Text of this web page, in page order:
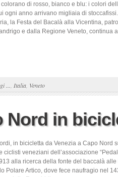
di rosso, bianco e blu: i colori
ogni anno arrivano migliaia di
la Festa del Bacalà alla Vicentina,
e dalla Regione Veneto, continua
... Italia Veneto
Nord in
in bicicletta da Venezia a Capo Nord
ciclisti veneziani dell’associazione
alla ricerca della fonte del baccalà alle
Polare Artico, dove fece naufragio nel